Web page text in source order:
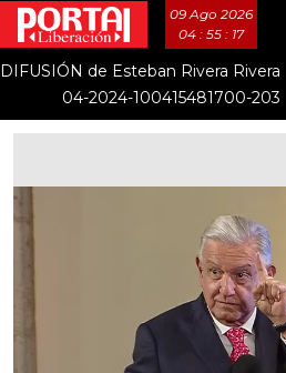
09 Ago 2026
04 : 55 : 18
DIFUSIÓN de Esteban Rivera Rivera
04-2024-100415481700-203